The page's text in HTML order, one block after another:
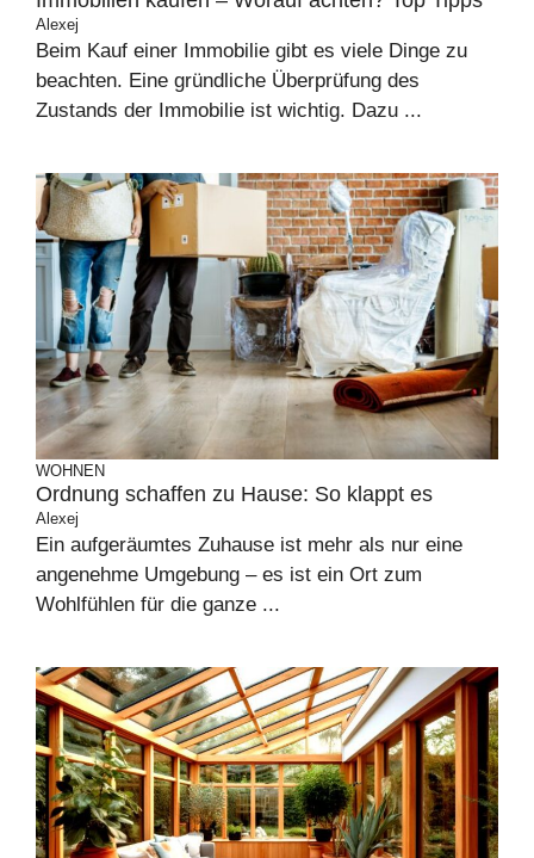
Alexej
Beim Kauf einer Immobilie gibt es viele Dinge zu
beachten. Eine gründliche Überprüfung des
Zustands der Immobilie ist wichtig. Dazu ...
WOHNEN
Ordnung schaffen zu Hause: So klappt es
Alexej
Ein aufgeräumtes Zuhause ist mehr als nur eine
angenehme Umgebung – es ist ein Ort zum
Wohlfühlen für die ganze ...